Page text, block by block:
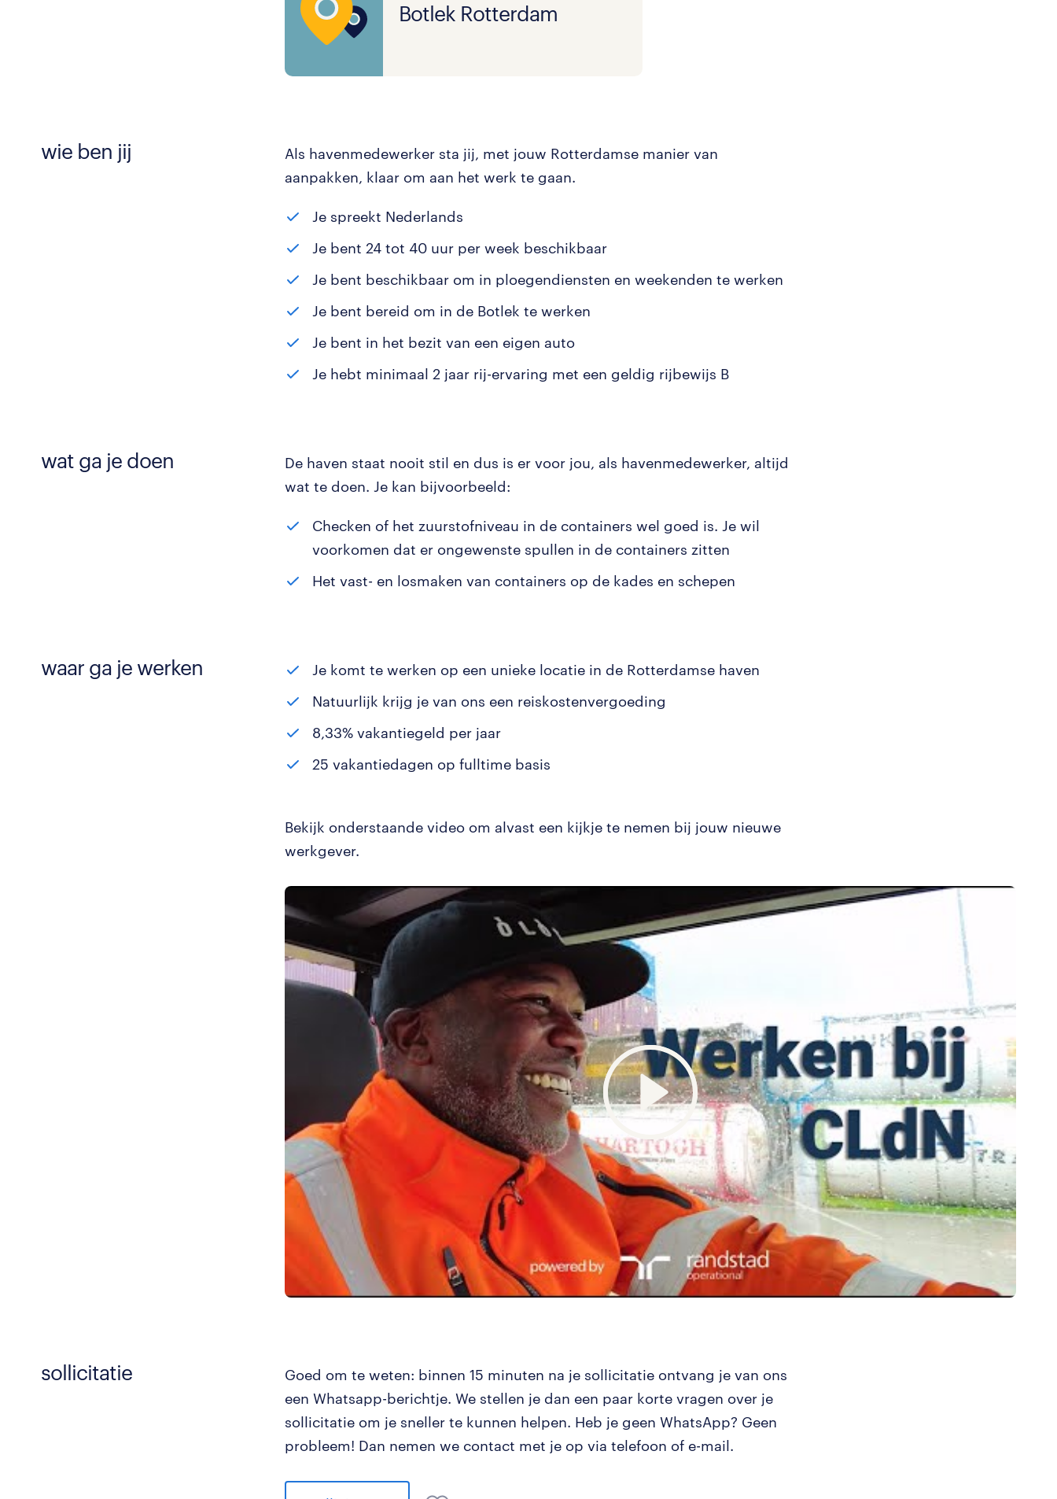
Botlek Rotterdam
wie ben jij
Als havenmedewerker sta jij, met jouw Rotterdamse manier van
aanpakken, klaar om aan het werk te gaan.
Je spreekt Nederlands
Je bent 24 tot 40 uur per week beschikbaar
Je bent beschikbaar om in ploegendiensten en weekenden te werken
Je bent bereid om in de Botlek te werken
Je bent in het bezit van een eigen auto
Je hebt minimaal 2 jaar rij-ervaring met een geldig rijbewijs B
wat ga je doen
De haven staat nooit stil en dus is er voor jou, als havenmedewerker, altijd
wat te doen. Je kan bijvoorbeeld:
Checken of het zuurstofniveau in de containers wel goed is. Je wil
voorkomen dat er ongewenste spullen in de containers zitten
Het vast- en losmaken van containers op de kades en schepen
waar ga je werken
Je komt te werken op een unieke locatie in de Rotterdamse haven
Natuurlijk krijg je van ons een reiskostenvergoeding
8,33% vakantiegeld per jaar
25 vakantiedagen op fulltime basis
Bekijk onderstaande video om alvast een kijkje te nemen bij jouw nieuwe
werkgever.
sollicitatie
Goed om te weten: binnen 15 minuten na je sollicitatie ontvang je van ons
een Whatsapp-berichtje. We stellen je dan een paar korte vragen over je
sollicitatie om je sneller te kunnen helpen. Heb je geen WhatsApp? Geen
probleem! Dan nemen we contact met je op via telefoon of e-mail.